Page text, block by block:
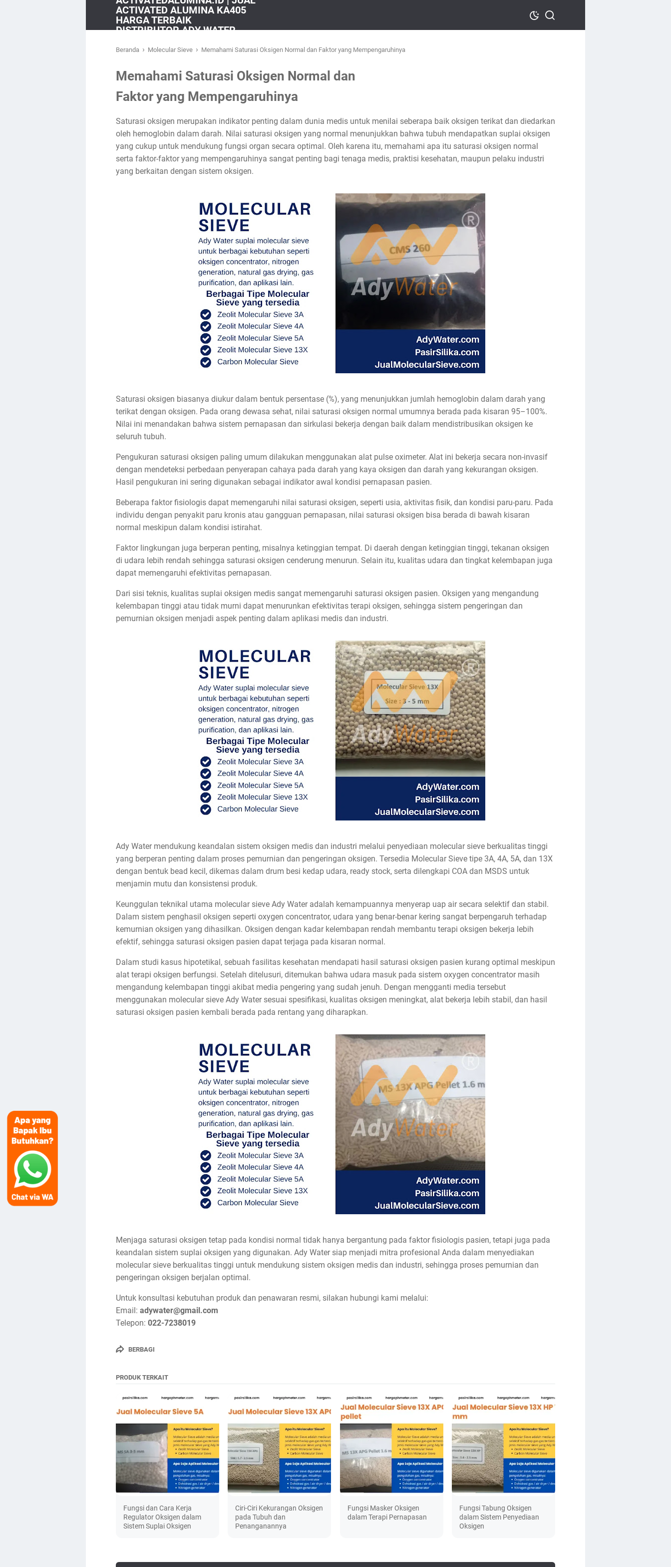
ACTIVATED ALUMINA KA405
HARGA TERBAIK
DISTRIBUTOR ADY WATER
Beranda › Molecular Sieve › Memahami Saturasi Oksigen Normal dan Faktor yang Mempengaruhinya
Memahami Saturasi Oksigen Normal dan
Faktor yang Mempengaruhinya
Saturasi oksigen merupakan indikator penting dalam dunia medis untuk menilai seberapa baik oksigen terikat dan diedarkan
oleh hemoglobin dalam darah. Nilai saturasi oksigen yang normal menunjukkan bahwa tubuh mendapatkan suplai oksigen
yang cukup untuk mendukung fungsi organ secara optimal. Oleh karena itu, memahami apa itu saturasi oksigen normal
serta faktor-faktor yang mempengaruhinya sangat penting bagi tenaga medis, praktisi kesehatan, maupun pelaku industri
yang berkaitan dengan sistem oksigen.
Saturasi oksigen biasanya diukur dalam bentuk persentase (%), yang menunjukkan jumlah hemoglobin dalam darah yang
terikat dengan oksigen. Pada orang dewasa sehat, nilai saturasi oksigen normal umumnya berada pada kisaran 95–100%.
Nilai ini menandakan bahwa sistem pernapasan dan sirkulasi bekerja dengan baik dalam mendistribusikan oksigen ke
seluruh tubuh.
Pengukuran saturasi oksigen paling umum dilakukan menggunakan alat pulse oximeter. Alat ini bekerja secara non-invasif
dengan mendeteksi perbedaan penyerapan cahaya pada darah yang kaya oksigen dan darah yang kekurangan oksigen.
Hasil pengukuran ini sering digunakan sebagai indikator awal kondisi pernapasan pasien.
Beberapa faktor fisiologis dapat memengaruhi nilai saturasi oksigen, seperti usia, aktivitas fisik, dan kondisi paru-paru. Pada
individu dengan penyakit paru kronis atau gangguan pernapasan, nilai saturasi oksigen bisa berada di bawah kisaran
normal meskipun dalam kondisi istirahat.
Faktor lingkungan juga berperan penting, misalnya ketinggian tempat. Di daerah dengan ketinggian tinggi, tekanan oksigen
di udara lebih rendah sehingga saturasi oksigen cenderung menurun. Selain itu, kualitas udara dan tingkat kelembapan juga
dapat memengaruhi efektivitas pernapasan.
Dari sisi teknis, kualitas suplai oksigen medis sangat memengaruhi saturasi oksigen pasien. Oksigen yang mengandung
kelembapan tinggi atau tidak murni dapat menurunkan efektivitas terapi oksigen, sehingga sistem pengeringan dan
pemurnian oksigen menjadi aspek penting dalam aplikasi medis dan industri.
Ady Water mendukung keandalan sistem oksigen medis dan industri melalui penyediaan molecular sieve berkualitas tinggi
yang berperan penting dalam proses pemurnian dan pengeringan oksigen. Tersedia Molecular Sieve tipe 3A, 4A, 5A, dan 13X
dengan bentuk bead kecil, dikemas dalam drum besi kedap udara, ready stock, serta dilengkapi COA dan MSDS untuk
menjamin mutu dan konsistensi produk.
Keunggulan teknikal utama molecular sieve Ady Water adalah kemampuannya menyerap uap air secara selektif dan stabil.
Dalam sistem penghasil oksigen seperti oxygen concentrator, udara yang benar-benar kering sangat berpengaruh terhadap
kemurnian oksigen yang dihasilkan. Oksigen dengan kadar kelembapan rendah membantu terapi oksigen bekerja lebih
efektif, sehingga saturasi oksigen pasien dapat terjaga pada kisaran normal.
Dalam studi kasus hipotetikal, sebuah fasilitas kesehatan mendapati hasil saturasi oksigen pasien kurang optimal meskipun
alat terapi oksigen berfungsi. Setelah ditelusuri, ditemukan bahwa udara masuk pada sistem oxygen concentrator masih
mengandung kelembapan tinggi akibat media pengering yang sudah jenuh. Dengan mengganti media tersebut
menggunakan molecular sieve Ady Water sesuai spesifikasi, kualitas oksigen meningkat, alat bekerja lebih stabil, dan hasil
saturasi oksigen pasien kembali berada pada rentang yang diharapkan.
Menjaga saturasi oksigen tetap pada kondisi normal tidak hanya bergantung pada faktor fisiologis pasien, tetapi juga pada
keandalan sistem suplai oksigen yang digunakan. Ady Water siap menjadi mitra profesional Anda dalam menyediakan
molecular sieve berkualitas tinggi untuk mendukung sistem oksigen medis dan industri, sehingga proses pemurnian dan
pengeringan oksigen berjalan optimal.
Untuk konsultasi kebutuhan produk dan penawaran resmi, silakan hubungi kami melalui:
Email: adywater@gmail.com
Telepon: 022-7238019
BERBAGI
PRODUK TERKAIT
Fungsi dan Cara Kerja
Regulator Oksigen dalam
Sistem Suplai Oksigen
Ciri-Ciri Kekurangan Oksigen
pada Tubuh dan
Penanganannya
Fungsi Masker Oksigen
dalam Terapi Pernapasan
Fungsi Tabung Oksigen
dalam Sistem Penyediaan
Oksigen